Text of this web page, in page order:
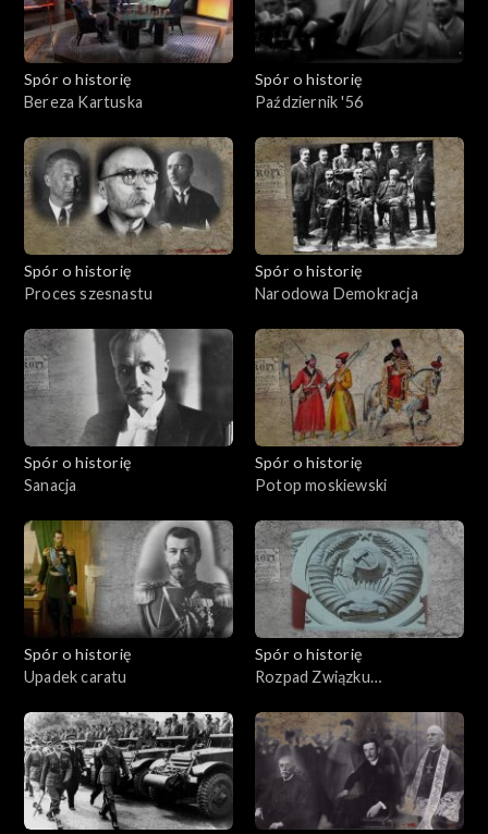
Spór o historię
Bereza Kartuska
Spór o historię
Październik '56
Spór o historię
Proces szesnastu
Spór o historię
Narodowa Demokracja
Spór o historię
Sanacja
Spór o historię
Potop moskiewski
Spór o historię
Upadek caratu
Spór o historię
Rozpad Związku